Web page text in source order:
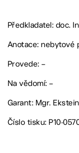
Předkladatel: doc.
Anotace: nebytové
Provede: –
Na vědomí: –
Garant: Mgr.
Číslo tisku: P10-